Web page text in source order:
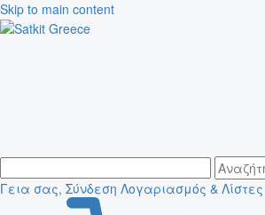
Skip to main content
Γεια σας, Σύνδεση Λογαριασμός & Λίστες